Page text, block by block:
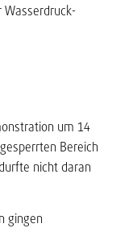
um 14
Bereich
nicht daran
gingen